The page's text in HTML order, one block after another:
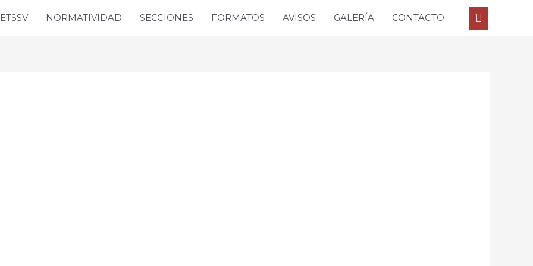
NORMATIVIDAD SECCIONES FORMATOS AVISOS GALERÍA CONTACTO Buscar